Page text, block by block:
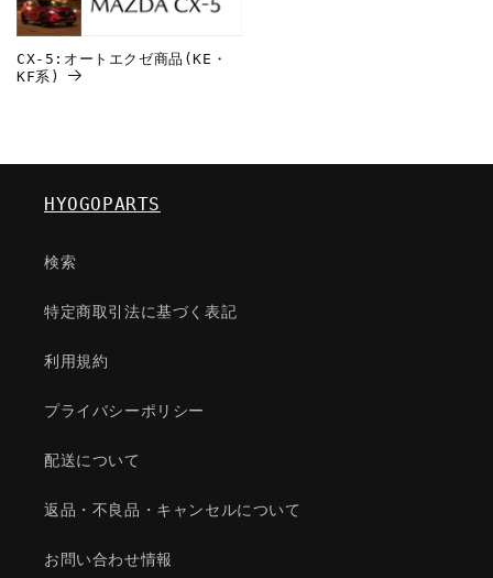
CX-5:オートエクゼ商品(KE・
KF系)
HYOGOPARTS
検索
特定商取引法に基づく表記
利用規約
プライバシーポリシー
配送について
返品・不良品・キャンセルについて
お問い合わせ情報